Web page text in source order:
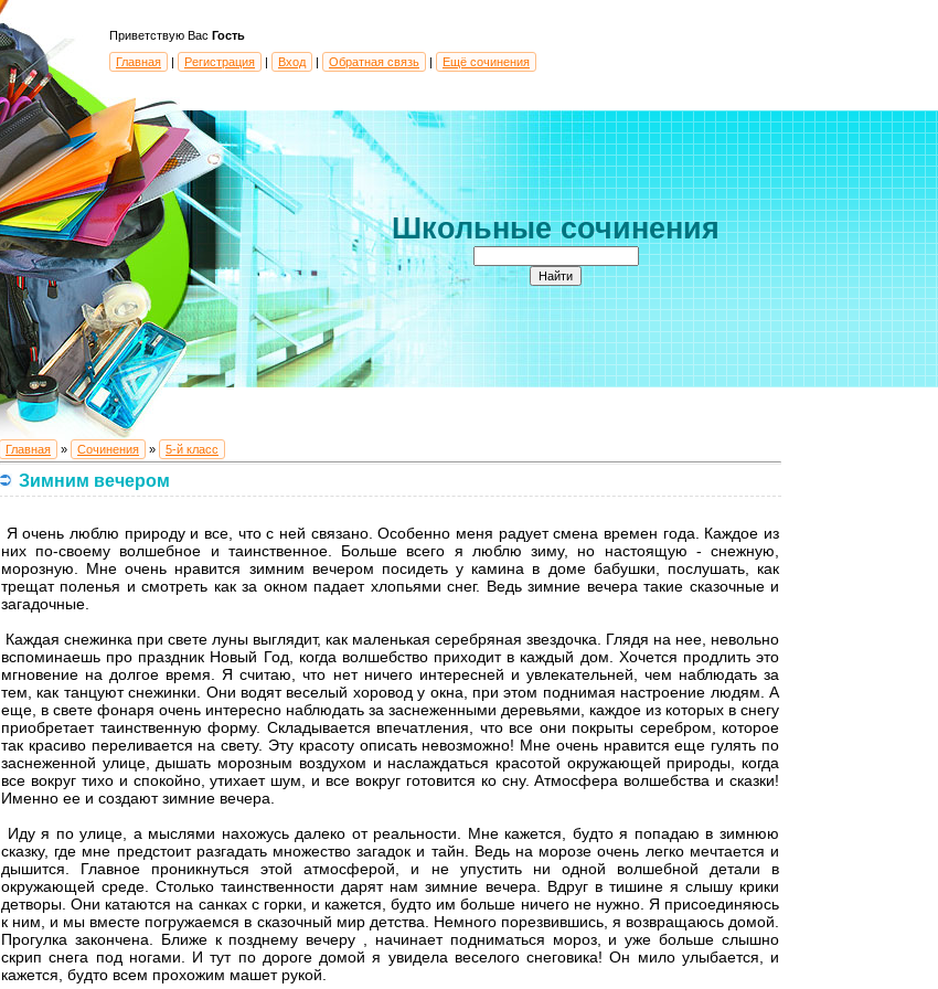
Приветствую Вас Гость
Главная
| Регистрация | Вход | Обратная связь | Ещё сочинения
Школьные сочинения
Главная » Сочинения » 5-й класс
Зимним вечером
Я очень люблю природу и все, что с ней связано. Особенно меня радует смена времен года. Каждое из
них по-своему волшебное и таинственное. Больше всего я люблю зиму, но настоящую - снежную,
морозную. Мне очень нравится зимним вечером посидеть у камина в доме бабушки, послушать, как
трещат поленья и смотреть как за окном падает хлопьями снег. Ведь зимние вечера такие сказочные и
загадочные.
Каждая снежинка при свете луны выглядит, как маленькая серебряная звездочка. Глядя на нее, невольно
вспоминаешь про праздник Новый Год, когда волшебство приходит в каждый дом. Хочется продлить это
мгновение на долгое время. Я считаю, что нет ничего интересней и увлекательней, чем наблюдать за
тем, как танцуют снежинки. Они водят веселый хоровод у окна, при этом поднимая настроение людям. А
еще, в свете фонаря очень интересно наблюдать за заснеженными деревьями, каждое из которых в снегу
приобретает таинственную форму. Складывается впечатления, что все они покрыты серебром, которое
так красиво переливается на свету. Эту красоту описать невозможно! Мне очень нравится еще гулять по
заснеженной улице, дышать морозным воздухом и наслаждаться красотой окружающей природы, когда
все вокруг тихо и спокойно, утихает шум, и все вокруг готовится ко сну. Атмосфера волшебства и сказки!
Именно ее и создают зимние вечера.
Иду я по улице, а мыслями нахожусь далеко от реальности. Мне кажется, будто я попадаю в зимнюю
сказку, где мне предстоит разгадать множество загадок и тайн. Ведь на морозе очень легко мечтается и
дышится. Главное проникнуться этой атмосферой, и не упустить ни одной волшебной детали в
окружающей среде. Столько таинственности дарят нам зимние вечера. Вдруг в тишине я слышу крики
детворы. Они катаются на санках с горки, и кажется, будто им больше ничего не нужно. Я присоединяюсь
к ним, и мы вместе погружаемся в сказочный мир детства. Немного порезвившись, я возвращаюсь домой.
Прогулка закончена. Ближе к позднему вечеру , начинает подниматься мороз, и уже больше слышно
скрип снега под ногами. И тут по дороге домой я увидела веселого снеговика! Он мило улыбается, и
кажется, будто всем прохожим машет рукой.